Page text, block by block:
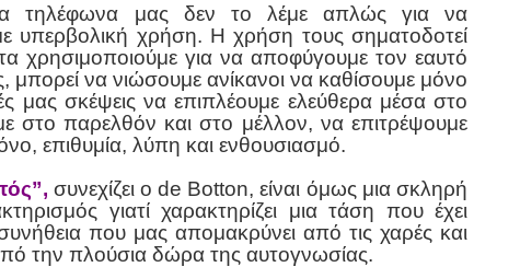
τηλέφωνα μας δεν το λέμε απλώς για να
υπερβολική χρήση. Η χρήση τους σηματοδοτεί
χρησιμοποιούμε για να αποφύγουμε τον εαυτό
να νιώσουμε ανίκανοι να καθίσουμε μόνο
μας σκέψεις να επιπλέουμε ελεύθερα μέσα στο
στο παρελθόν και στο μέλλον, να επιτρέψουμε
επιθυμία, λύπη και ενθουσιασμό.
συνεχίζει ο de Botton, είναι όμως μια σκληρή
γιατί χαρακτηρίζει μια τάση που έχει
που μας απομακρύνει από τις χαρές και
την πλούσια δώρα της αυτογνωσίας.